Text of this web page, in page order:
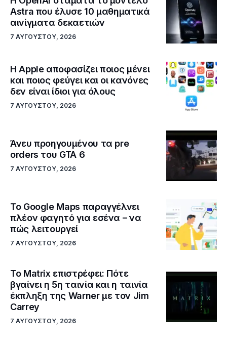
Astra που έλυσε 10 μαθηματικά
αινίγματα δεκαετιών
7 ΑΥΓΟΎΣΤΟΥ, 2026
Η Apple αποφασίζει ποιος μένει
και ποιος φεύγει και οι κανόνες
δεν είναι ίδιοι για όλους
7 ΑΥΓΟΎΣΤΟΥ, 2026
Άνευ προηγουμένου τα pre
orders του GTA 6
7 ΑΥΓΟΎΣΤΟΥ, 2026
Το Google Maps παραγγέλνει
πλέον φαγητό για εσένα – να
πώς λειτουργεί
7 ΑΥΓΟΎΣΤΟΥ, 2026
Το Matrix επιστρέφει: Πότε
βγαίνει η 5η ταινία και η ταινία
έκπληξη της Warner με τον Jim
Carrey
7 ΑΥΓΟΎΣΤΟΥ, 2026